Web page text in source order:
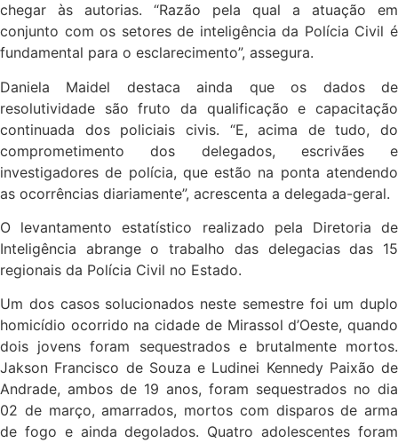
chegar às autorias. “Razão pela qual a atuação em
conjunto com os setores de inteligência da Polícia Civil é
fundamental para o esclarecimento”, assegura.
Daniela Maidel destaca ainda que os dados de
resolutividade são fruto da qualificação e capacitação
continuada dos policiais civis. “E, acima de tudo, do
comprometimento dos delegados, escrivães e
investigadores de polícia, que estão na ponta atendendo
as ocorrências diariamente”, acrescenta a delegada-geral.
O levantamento estatístico realizado pela Diretoria de
Inteligência abrange o trabalho das delegacias das 15
regionais da Polícia Civil no Estado.
Um dos casos solucionados neste semestre foi um duplo
homicídio ocorrido na cidade de Mirassol d’Oeste, quando
dois jovens foram sequestrados e brutalmente mortos.
Jakson Francisco de Souza e Ludinei Kennedy Paixão de
Andrade, ambos de 19 anos, foram sequestrados no dia
02 de março, amarrados, mortos com disparos de arma
de fogo e ainda degolados. Quatro adolescentes foram